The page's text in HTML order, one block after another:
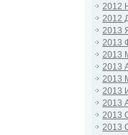
2012
2012
2013
2013
2013
2013
2013
2013
2013
2013
2013